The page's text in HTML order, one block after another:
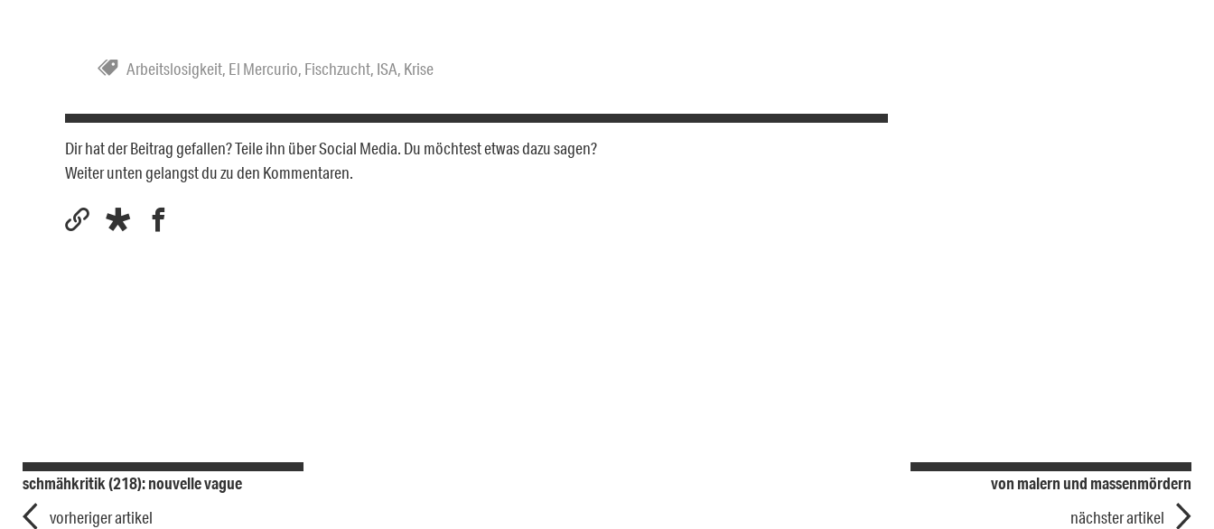
Arbeitslosigkeit, El Mercurio, Fischzucht, ISA, Krise
Dir hat der Beitrag gefallen? Teile ihn über Social Media. Du möchtest etwas dazu sagen?
Weiter unten gelangst du zu den Kommentaren.
schmähkritik (218): nouvelle vague
vorheriger artikel
von malern und massenmördern
nächster artikel